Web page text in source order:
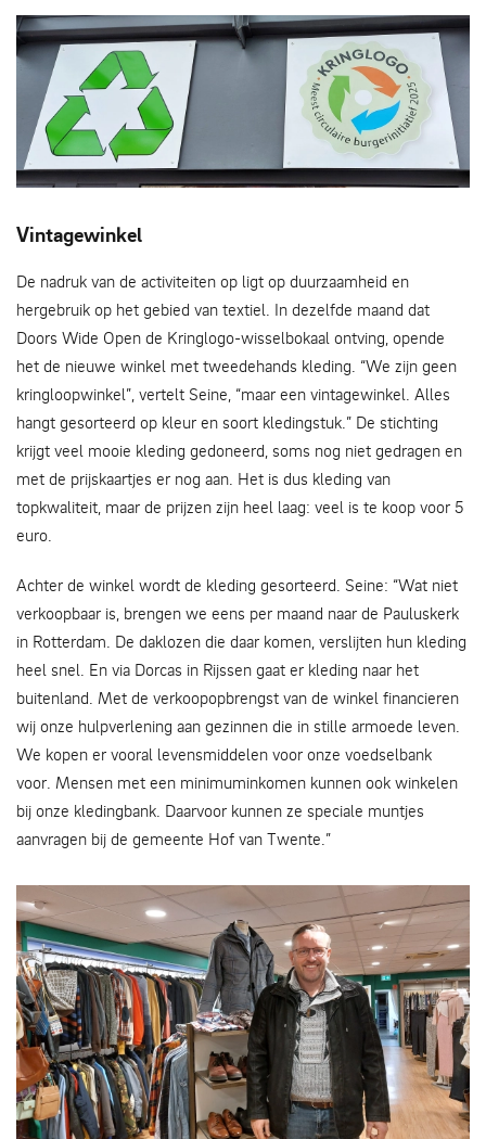
Vintagewinkel
De nadruk van de activiteiten op ligt op duurzaamheid en
hergebruik op het gebied van textiel. In dezelfde maand dat
Doors Wide Open de Kringlogo-wisselbokaal ontving, opende
het de nieuwe winkel met tweedehands kleding. “We zijn geen
kringloopwinkel”, vertelt Seine, “maar een vintagewinkel. Alles
hangt gesorteerd op kleur en soort kledingstuk.” De stichting
krijgt veel mooie kleding gedoneerd, soms nog niet gedragen en
met de prijskaartjes er nog aan. Het is dus kleding van
topkwaliteit, maar de prijzen zijn heel laag: veel is te koop voor 5
euro.
Achter de winkel wordt de kleding gesorteerd. Seine: “Wat niet
verkoopbaar is, brengen we eens per maand naar de Pauluskerk
in Rotterdam. De daklozen die daar komen, verslijten hun kleding
heel snel. En via Dorcas in Rijssen gaat er kleding naar het
buitenland. Met de verkoopopbrengst van de winkel financieren
wij onze hulpverlening aan gezinnen die in stille armoede leven.
We kopen er vooral levensmiddelen voor onze voedselbank
voor. Mensen met een minimuminkomen kunnen ook winkelen
bij onze kledingbank. Daarvoor kunnen ze speciale muntjes
aanvragen bij de gemeente Hof van Twente.”